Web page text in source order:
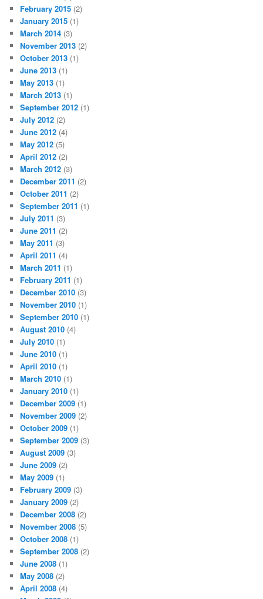
February 2015 (2)
January 2015 (1)
March 2014 (3)
November 2013 (2)
October 2013 (1)
June 2013 (1)
May 2013 (1)
March 2013 (1)
September 2012 (1)
July 2012 (2)
June 2012 (4)
May 2012 (5)
April 2012 (2)
March 2012 (3)
December 2011 (2)
October 2011 (2)
September 2011 (1)
July 2011 (3)
June 2011 (2)
May 2011 (3)
April 2011 (4)
March 2011 (1)
February 2011 (1)
December 2010 (3)
November 2010 (1)
September 2010 (1)
August 2010 (4)
July 2010 (1)
June 2010 (1)
April 2010 (1)
March 2010 (1)
January 2010 (1)
December 2009 (1)
November 2009 (2)
October 2009 (1)
September 2009 (3)
August 2009 (3)
June 2009 (2)
May 2009 (1)
February 2009 (3)
January 2009 (2)
December 2008 (2)
November 2008 (5)
October 2008 (1)
September 2008 (2)
June 2008 (1)
May 2008 (2)
April 2008 (4)